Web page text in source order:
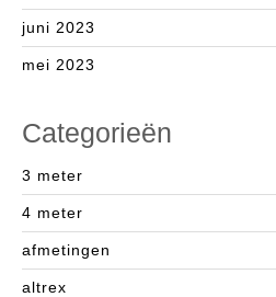
juni 2023
mei 2023
Categorieën
3 meter
4 meter
afmetingen
altrex